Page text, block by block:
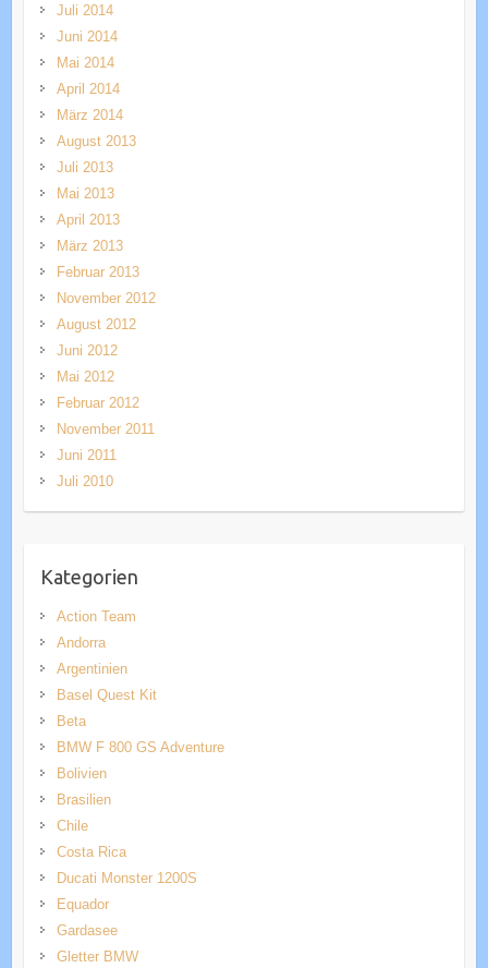
Juli 2014
Juni 2014
Mai 2014
April 2014
März 2014
August 2013
Juli 2013
Mai 2013
April 2013
März 2013
Februar 2013
November 2012
August 2012
Juni 2012
Mai 2012
Februar 2012
November 2011
Juni 2011
Juli 2010
Kategorien
Action Team
Andorra
Argentinien
Basel Quest Kit
Beta
BMW F 800 GS Adventure
Bolivien
Brasilien
Chile
Costa Rica
Ducati Monster 1200S
Equador
Gardasee
Gletter BMW